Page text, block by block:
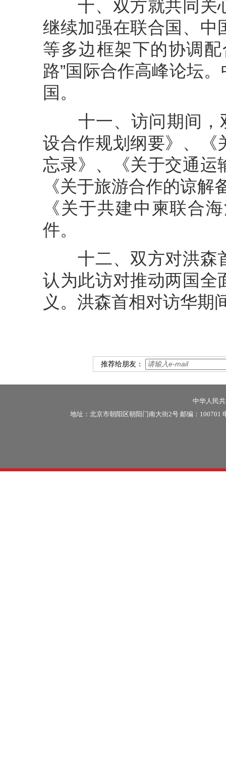
十、双方就共同关
继续加强在联合国、中
等多边框架下的协调
路”国际合作高峰论坛
国。
十一、访问期间，双
设合作规划纲要》、《
忘录》、《关于交通运
《关于旅游合作的谅
《关于共建中柬联合
件。
十二、双方对洪森
认为此访对推动两国全
义。洪森首相对访华期
推荐给朋友：
中华人民
地址：北京市朝阳区朝阳门南大街2号 邮编：100701